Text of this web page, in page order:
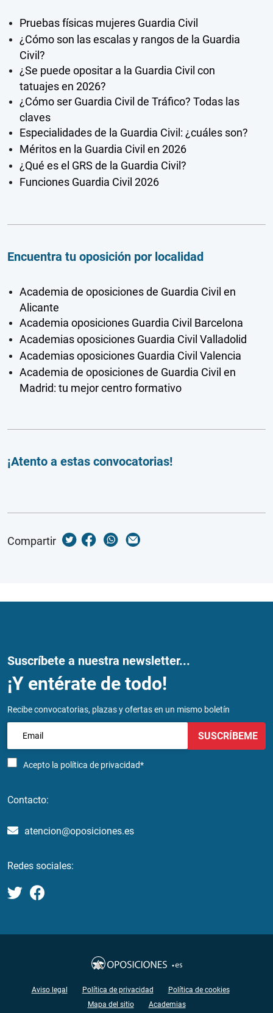
Pruebas físicas mujeres Guardia Civil
¿Cómo son las escalas y rangos de la Guardia
Civil?
¿Se puede opositar a la Guardia Civil con
tatuajes en 2026?
¿Cómo ser Guardia Civil de Tráfico? Todas las
claves
Especialidades de la Guardia Civil: ¿cuáles son?
Méritos en la Guardia Civil en 2026
¿Qué es el GRS de la Guardia Civil?
Funciones Guardia Civil 2026
Encuentra tu oposición por localidad
Academia de oposiciones de Guardia Civil en
Alicante
Academia oposiciones Guardia Civil Barcelona
Academias oposiciones Guardia Civil Valladolid
Academias oposiciones Guardia Civil Valencia
Academia de oposiciones de Guardia Civil en
Madrid: tu mejor centro formativo
¡Atento a estas convocatorias!
Compartir
Suscríbete a nuestra newsletter...
¡Y entérate de todo!
Recibe convocatorias, plazas y ofertas en un mismo boletín
Acepto la política de privacidad*
SUSCRÍBEME
Contacto:
atencion@oposiciones.es
Redes sociales:
Aviso legal Política de privacidad
Política de cookies
Mapa del sitio
Academias